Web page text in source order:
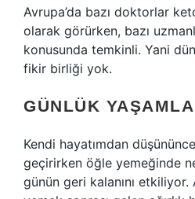
Avrupa’da bazı doktorlar
olarak görürken, bazı
konusunda temkinli. Yani
fikir birliği yok.
GÜNLÜK
Kendi hayatımdan
geçirirken öğle yemeğinde
günün geri kalanını